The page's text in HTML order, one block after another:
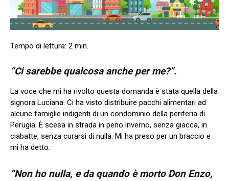
“Ci sarebbe qualcosa anche per me?”.
La voce che mi ha rivolto questa domanda è stata quella della
signora Luciana. Ci ha visto distribuire pacchi alimentari ad
alcune famiglie indigenti di un condominio della periferia di
Perugia. È scesa in strada in peno inverno, senza giacca, in
ciabatte, senza curarsi di nulla. Mi ha preso per un braccio e
mi ha detto:
“Non ho nulla, e da quando è morto Don Enzo,